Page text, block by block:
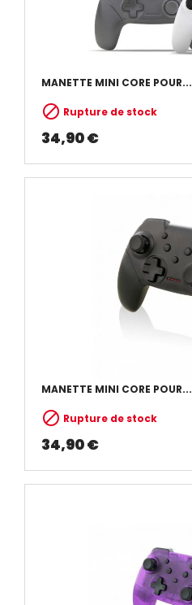
MANETTE MINI CORE POUR...
 Rupture de stock
34,90 €
MANETTE MINI CORE POUR...
 Rupture de stock
34,90 €